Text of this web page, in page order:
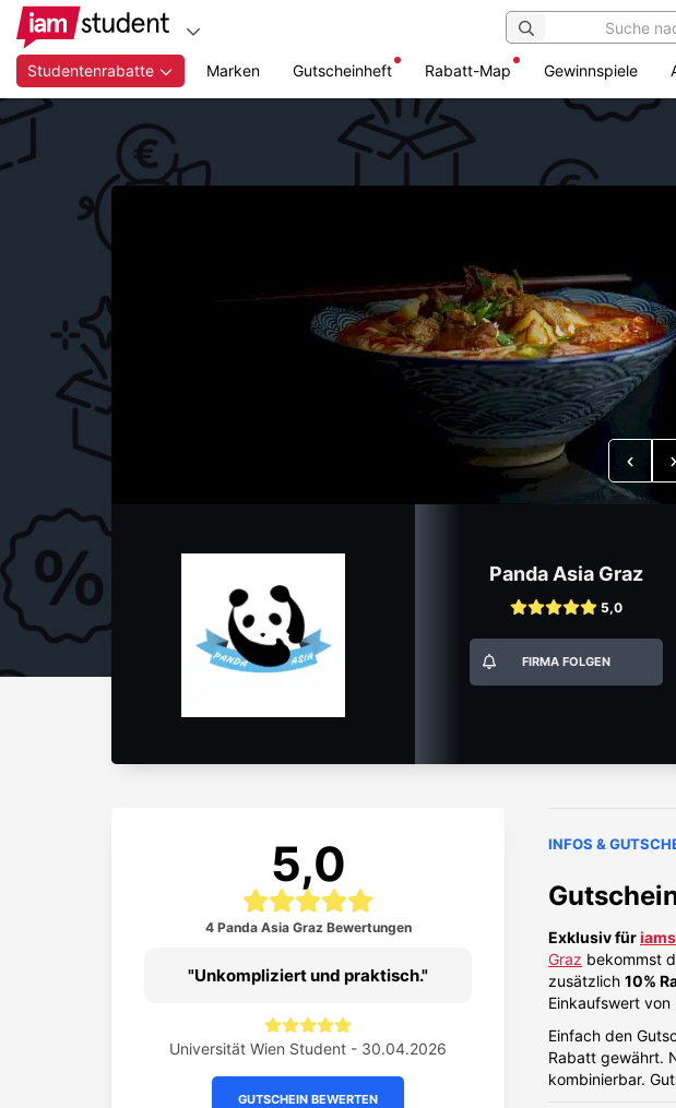
Zum
Hauptinhalt
springen
Studentenrabatte Marken Gutscheinheft Rabatt-Map Gewinnspiele
Panda Asia Graz
5,0
FIRMA FOLGEN
INFOS &
Exklusiv für
Graz bekommst
zusätzlich 10%
Einkaufswert von
Einfach den
Rabatt gewährt.
kombinierbar.
5,0
4 Panda Asia Graz Bewertungen
Unkompliziert und praktisch.
Universität Wien Student - 30.04.2026
GUTSCHEIN BEWERTEN